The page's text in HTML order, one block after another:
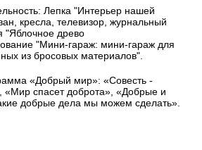
Лепка "Интерьер нашей
кресла, телевизор, журнальный
"Яблочное древо
"Мини-гараж: мини-гараж для
из бросовых материалов".
«Добрый мир»: «Совесть -
спасет доброта», «Добрые и
добрые дела мы можем сделать».